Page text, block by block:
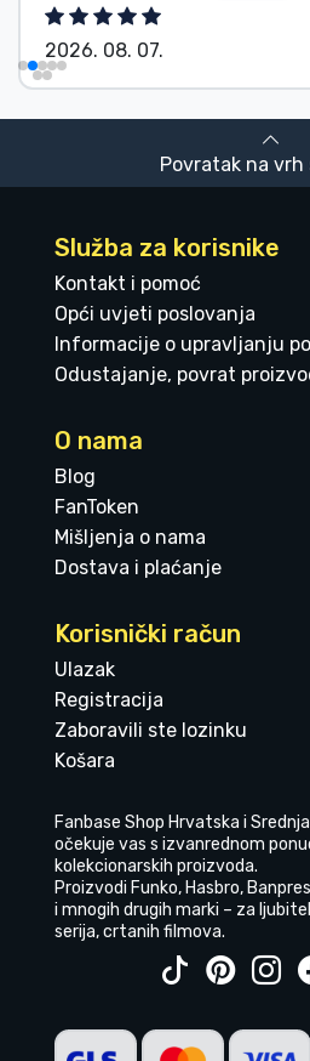
2026. 08. 07.
Povratak na
Služba za korisnike
Kontakt i pomoć
Opći uvjeti poslovanja
Informacije o upravljanju
Odustajanje, povrat
O nama
Blog
FanToken
Mišljenja o nama
Dostava i plaćanje
Korisnički račun
Ulazak
Registracija
Zaboravili ste lozinku
Košara
Fanbase Shop Hrvatska i
očekuje vas s izvanrednom
kolekcionarskih proizvoda.
Proizvodi Funko, Hasbro,
i mnogih drugih marki – za
serija, crtanih filmova.